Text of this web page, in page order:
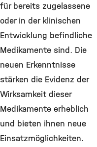
für bereits zugelassene
oder in der klinischen
Entwicklung befindliche
Medikamente sind. Die
neuen Erkenntnisse
stärken die Evidenz der
Wirksamkeit dieser
Medikamente erheblich
und bieten ihnen neue
Einsatzmöglichkeiten.